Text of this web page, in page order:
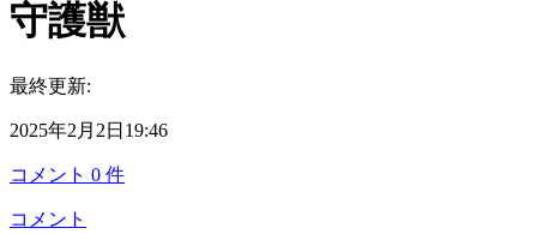
守護獣
最終更新:
2025年2月2日19:46
コメント 0 件
コメント